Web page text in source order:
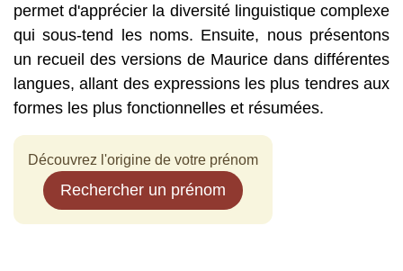
permet d'apprécier la diversité linguistique complexe
qui sous-tend les noms. Ensuite, nous présentons
un recueil des versions de Maurice dans différentes
langues, allant des expressions les plus tendres aux
formes les plus fonctionnelles et résumées.
Découvrez l'origine de votre prénom
Rechercher un prénom